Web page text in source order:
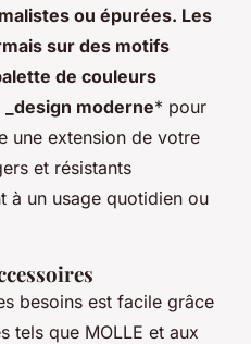
ou épurées. Les
sur des motifs
de couleurs
moderne* pour
une extension de votre
et résistants
à un usage quotidien ou
besoins est facile grâce
tels que MOLLE et aux